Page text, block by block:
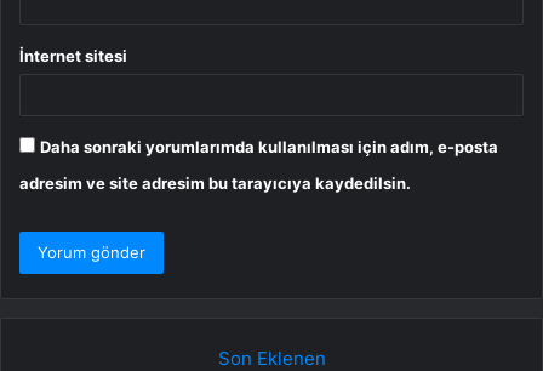
İnternet sitesi
Daha sonraki yorumlarımda kullanılması için adım, e-posta
adresim ve site adresim bu tarayıcıya kaydedilsin.
Son Eklenen